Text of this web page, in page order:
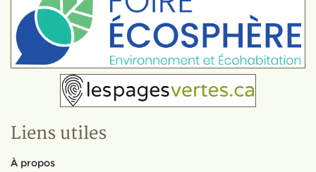
Liens utiles
À propos